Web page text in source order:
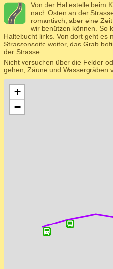
Von der Haltestelle beim
nach Osten an der
romantisch, aber eine
wir benützen können. So
Haltebucht links. Von dort geht es
Strassenseite weiter, das Grab
der Strasse.
Nicht versuchen über die Felder
gehen, Zäune und Wassergräben
+
−